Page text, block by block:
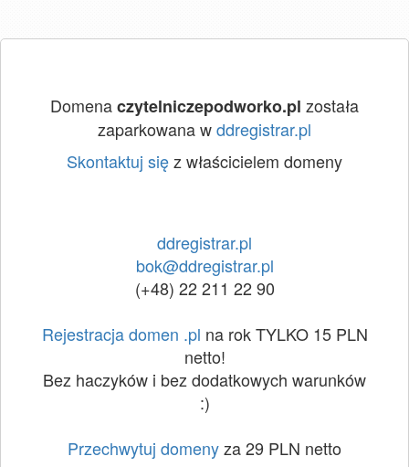
Domenaczytelniczepodworko.pl została
zaparkowana wddregistrar.pl
Skontaktuj sięz właścicielem domeny
ddregistrar.pl
bok@ddregistrar.pl
(+48) 22 211 22 90
Rejestracja domen .pl na rok TYLKO 15 PLN
netto!
Bez haczyków i bez dodatkowych warunków
:)
Przechwytuj domenyza 29 PLN netto